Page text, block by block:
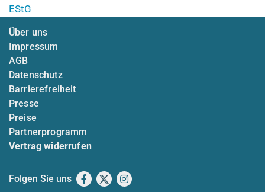
EStG
Über uns
Impressum
AGB
Datenschutz
Barrierefreiheit
Presse
Preise
Partnerprogramm
Vertrag widerrufen
Folgen Sie uns Facebook
X Instagram